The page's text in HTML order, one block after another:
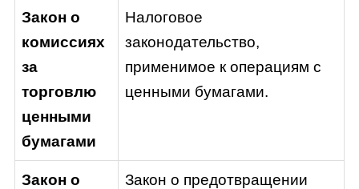
Закон о
комиссиях
за
торговлю
ценными
бумагами
Налоговое
законодательство,
применимое к операциям с
ценными бумагами.
Закон о
Закон о предотвращении